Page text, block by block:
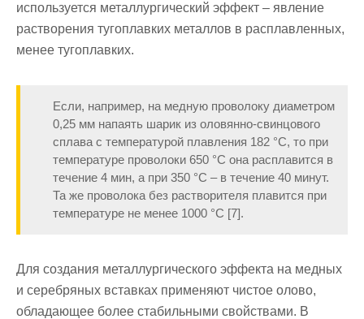
используется металлургический эффект – явление
растворения тугоплавких металлов в расплавленных,
менее тугоплавких.
Если, например, на медную про­волоку диаметром
0,25 мм напаять шарик из оловянно-свинцового
сплава с температурой плавления 182 °С, то при
температуре проволоки 650 °С она расплавится в
течение 4 мин, а при 350 °С – в течение 40 минут.
Та же проволока без растворителя плавится при
температуре не менее 1000 °С [7].
Для создания металлургического эффекта на мед­ных
и серебряных вставках применяют чистое олово,
обладающее более стабильными свойствами. В